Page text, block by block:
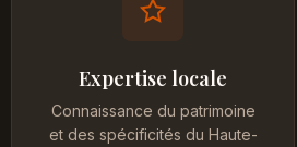
Expertise locale
Connaissance du patrimoine
et des spécificités du Haute-